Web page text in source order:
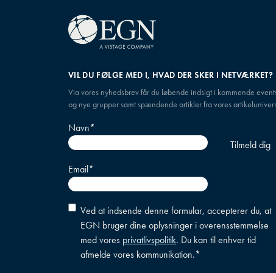
VIL DU FØLGE MED I, HVAD DER SKER I NETVÆRKET?
Via vores nyhedsbrev får du løbende indsigt i kommende
og nye grupper samt spændende artikler fra vores
Navn*
Email*
Accepter
betingelser*
Ved at indsende denne formular, accepterer du, at
EGN bruger dine oplysninger i overensstemmelse
med vores privatlivspolitik. Du kan til enhver tid
afmelde vores kommunikation.*